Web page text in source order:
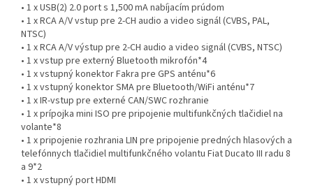
• 1 x USB(2) 2.0 port s 1,500 mA nabíjacím prúdom
• 1 x RCA A/V vstup pre 2-CH audio a video signál (CVBS, PAL,
NTSC)
• 1 x RCA A/V výstup pre 2-CH audio a video signál (CVBS, NTSC)
• 1 x vstup pre externý Bluetooth mikrofón*4
• 1 x vstupný konektor Fakra pre GPS anténu*6
• 1 x vstupný konektor SMA pre Bluetooth/WiFi anténu*7
• 1 x IR-vstup pre externé CAN/SWC rozhranie
• 1 x prípojka mini ISO pre pripojenie multifunkčných tlačidiel na
volante*8
• 1 x pripojenie rozhrania LIN pre pripojenie predných hlasových a
telefónnych tlačidiel multifunkčného volantu Fiat Ducato III radu 8
a 9*2
• 1 x vstupný port HDMI